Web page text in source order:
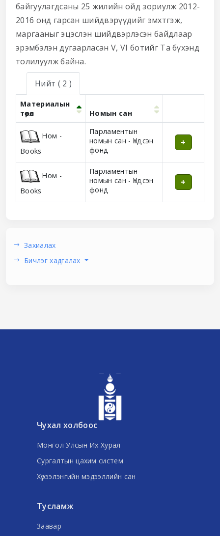
байгуулагдсаны 25 жилийн ойд зориулж 2012-
2016 онд гарсан шийдвэрүүдийг эмхтгэж,
маргааныг эцэслэн шийдвэрлэсэн байдлаар
эрэмбэлэн дугаарласан V, VI ботийг Та бүхэнд
толилуулж байна.
Нийт ( 2 )
Материалын
төрөл
Номын сан
Ном -
Books
Парламентын
номын сан - Үндсэн
фонд
Ном -
Books
Парламентын
номын сан - Үндсэн
фонд
Захиалах
Бичлэг хадгалах
Чухал холбоос
Монгол Улсын Их Хурал
Сургалтын цахим систем
Хүрээлэнгийн мэдээллийн сан
Тусламж
Заавар